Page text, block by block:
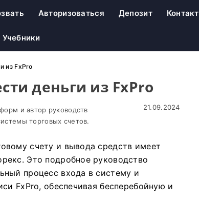
Авторизоваться Депозит Контакт
Учебники
из FxPro
деньги из FxPro
и автор руководств
торговых счетов.
21.09.2024
счету и вывода средств имеет
Это подробное руководство
процесс входа в систему и
FxPro, обеспечивая бесперебойную и